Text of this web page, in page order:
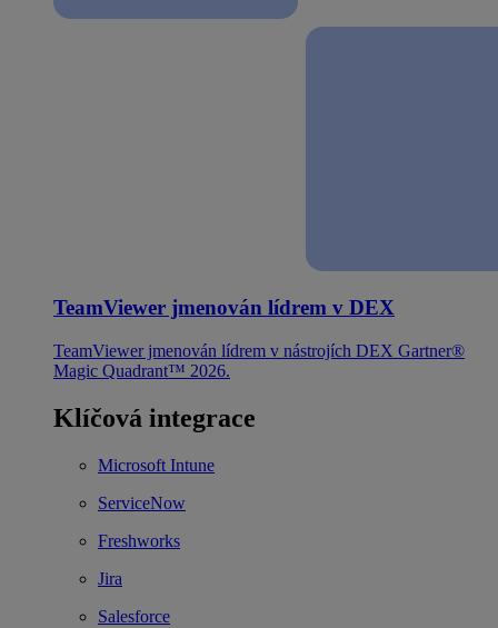
TeamViewer jmenován lídrem v DEX
TeamViewer jmenován lídrem v nástrojích DEX Gartner®
Magic Quadrant™ 2026.
Klíčová integrace
Microsoft Intune
ServiceNow
Freshworks
Jira
Salesforce